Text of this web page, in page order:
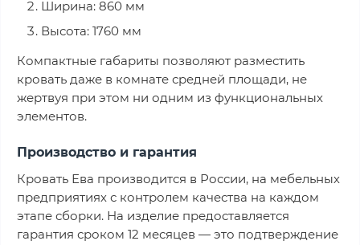
Ширина: 860 мм
Высота: 1760 мм
Компактные габариты позволяют разместить
кровать даже в комнате средней площади, не
жертвуя при этом ни одним из функциональных
элементов.
Производство и гарантия
Кровать Ева производится в России, на мебельных
предприятиях с контролем качества на каждом
этапе сборки. На изделие предоставляется
гарантия сроком 12 месяцев — это подтверждение